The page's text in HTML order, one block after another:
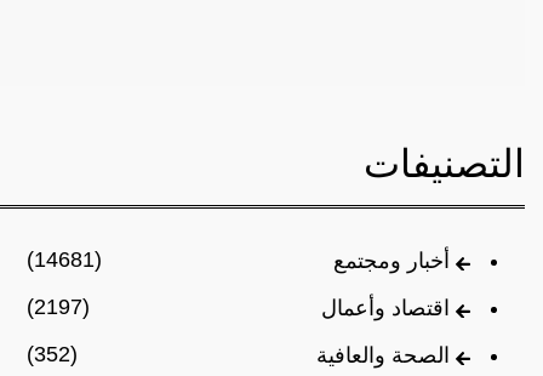
التصنيفات
أخبار ومجتمع
(14681)
اقتصاد وأعمال
(2197)
الصحة والعافية
(352)